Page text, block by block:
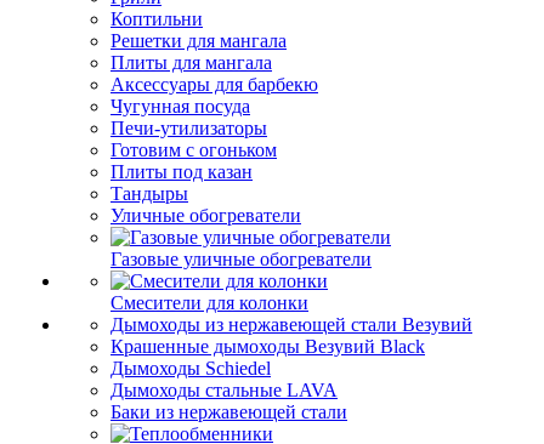
Коптильни
Решетки для мангала
Плиты для мангала
Аксессуары для барбекю
Чугунная посуда
Печи-утилизаторы
Готовим с огоньком
Плиты под казан
Тандыры
Уличные обогреватели
Газовые уличные обогреватели
Смесители для колонки
Дымоходы из нержавеющей стали Везувий
Крашенные дымоходы Везувий Black
Дымоходы Schiedel
Дымоходы стальные LAVA
Баки из нержавеющей стали